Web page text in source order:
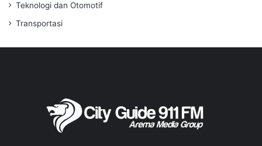
Teknologi dan Otomotif
Transportasi